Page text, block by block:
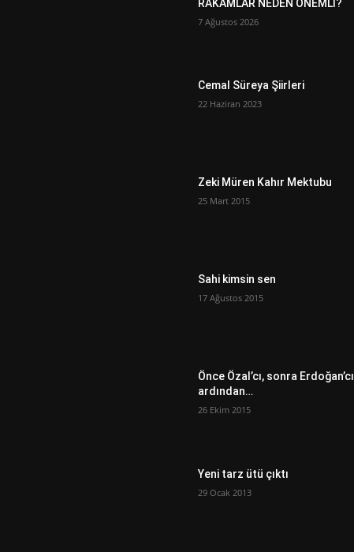
RAKAMLAR NEDEN ÖNEMLİ?
7 Ağustos 2026
Cemal Süreya Şiirleri
22 Haziran 2023
Zeki Müren Kahır Mektubu
25 Mart 2015
Sahi kimsin sen
17 Ağustos 2015
Önce Özal’cı, sonra Erdoğan’cı
ardından…
26 Ekim 2015
Yeni tarz ütü çıktı
29 Ocak 2013